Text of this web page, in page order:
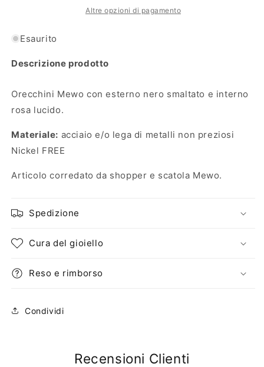
Altre opzioni di pagamento
Esaurito
Descrizione prodotto
Orecchini Mewo con esterno nero smaltato e interno
rosa lucido.
Materiale: acciaio e/o lega di metalli non preziosi
Nickel FREE
Articolo corredato da shopper e scatola Mewo.
Spedizione
Cura del gioiello
Reso e rimborso
Condividi
Recensioni Clienti